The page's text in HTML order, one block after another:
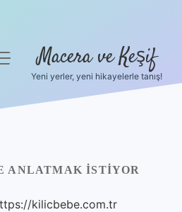
Macera ve Keşif
Yeni yerler, yeni hikayelerle tanış!
ANLATMAK ISTIYOR
kilicbebe.com.tr